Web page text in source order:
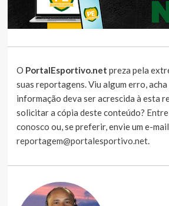
O PortalEsportivo.net preza pela
suas reportagens. Viu algum erro, acha
informação deva ser acrescida à esta
solicitar a cópia deste conteúdo?
conosco ou, se preferir, envie um e-
reportagem@portalesportivo.net.